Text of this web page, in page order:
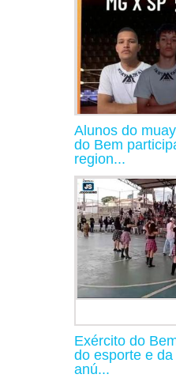
Alunos do
do Bem
region...
Exército do
do esporte e
anú...